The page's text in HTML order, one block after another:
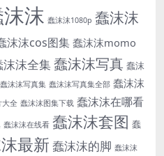
沫 蠢沫沫1080p 蠢沫沫
沫沫cos图集 蠢沫沫momo
沫沫全集蠢沫沫写真 蠢沫
蠢沫沫写真集 蠢沫沫写真集全部 蠢沫沫
大全 蠢沫沫图集下载 蠢沫沫在哪看
蠢沫沫在线看 蠢沫沫套图 蠢
最新 蠢沫沫的脚 蠢沫沫